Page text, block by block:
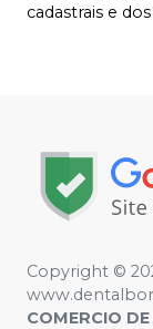
cadastrais e
Copyright ©
COMERCIO